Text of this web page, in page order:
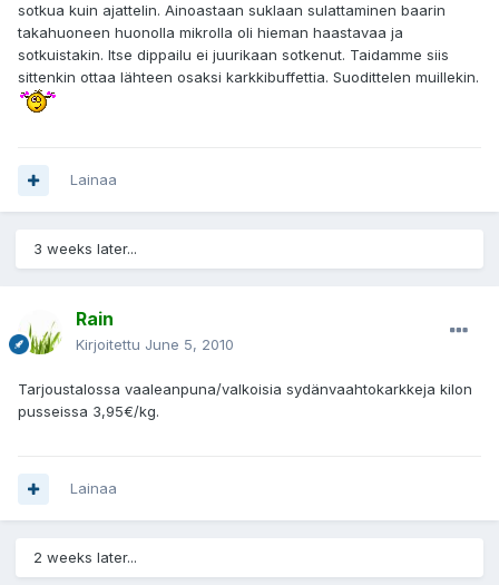
sotkua kuin ajattelin. Ainoastaan suklaan sulattaminen baarin
takahuoneen huonolla mikrolla oli hieman haastavaa ja
sotkuistakin. Itse dippailu ei juurikaan sotkenut. Taidamme siis
sittenkin ottaa lähteen osaksi karkkibuffettia. Suodittelen muillekin.
Lainaa
3 weeks later...
Rain
Kirjoitettu June 5, 2010
Tarjoustalossa vaaleanpuna/valkoisia sydänvaahtokarkkeja kilon
pusseissa 3,95€/kg.
Lainaa
2 weeks later...